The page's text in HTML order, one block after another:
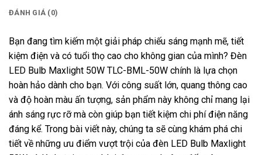
ĐÁNH GIÁ (0)
Bạn đang tìm kiếm một giải pháp chiếu sáng mạnh mẽ, tiết
kiệm điện và có tuổi thọ cao cho không gian của mình? Đèn
LED Bulb Maxlight 50W TLC-BML-50W chính là lựa chọn
hoàn hảo dành cho bạn. Với công suất lớn, quang thông cao
và độ hoàn màu ấn tượng, sản phẩm này không chỉ mang lại
ánh sáng rực rỡ mà còn giúp bạn tiết kiệm chi phí điện năng
đáng kể. Trong bài viết này, chúng ta sẽ cùng khám phá chi
tiết về những ưu điểm vượt trội của đèn LED Bulb Maxlight